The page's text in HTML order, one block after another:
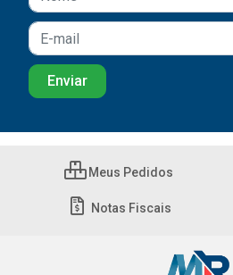
Meus Pedidos
Notas Fiscais